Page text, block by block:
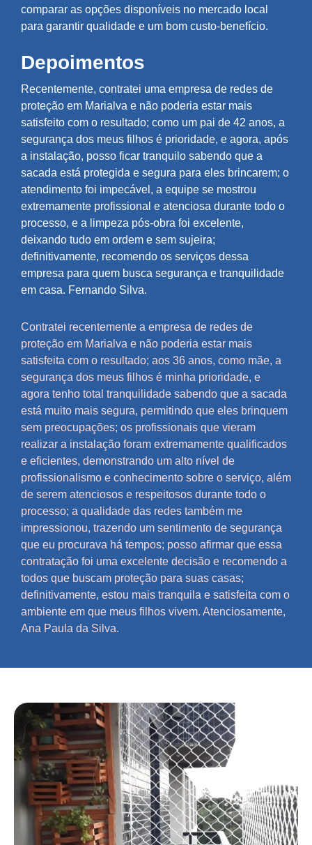
comparar as opções disponíveis no mercado local
para garantir qualidade e um bom custo-benefício.
Depoimentos
Recentemente, contratei uma empresa de redes de
proteção em Marialva e não poderia estar mais
satisfeito com o resultado; como um pai de 42 anos, a
segurança dos meus filhos é prioridade, e agora, após
a instalação, posso ficar tranquilo sabendo que a
sacada está protegida e segura para eles brincarem; o
atendimento foi impecável, a equipe se mostrou
extremamente profissional e atenciosa durante todo o
processo, e a limpeza pós-obra foi excelente,
deixando tudo em ordem e sem sujeira;
definitivamente, recomendo os serviços dessa
empresa para quem busca segurança e tranquilidade
em casa. Fernando Silva.
Contratei recentemente a empresa de redes de
proteção em Marialva e não poderia estar mais
satisfeita com o resultado; aos 36 anos, como mãe, a
segurança dos meus filhos é minha prioridade, e
agora tenho total tranquilidade sabendo que a sacada
está muito mais segura, permitindo que eles brinquem
sem preocupações; os profissionais que vieram
realizar a instalação foram extremamente qualificados
e eficientes, demonstrando um alto nível de
profissionalismo e conhecimento sobre o serviço, além
de serem atenciosos e respeitosos durante todo o
processo; a qualidade das redes também me
impressionou, trazendo um sentimento de segurança
que eu procurava há tempos; posso afirmar que essa
contratação foi uma excelente decisão e recomendo a
todos que buscam proteção para suas casas;
definitivamente, estou mais tranquila e satisfeita com o
ambiente em que meus filhos vivem. Atenciosamente,
Ana Paula da Silva.